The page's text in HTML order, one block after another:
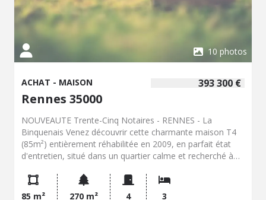
10 photos
393 300 €
ACHAT - MAISON
Rennes 35000
NOUVEAUTE Trente-Cinq Notaires - RENNES - La
Binquenais Venez découvrir cette charmante maison T4
(85m²) entièrement réhabilitée en 2009, en parfait état
d'entretien, situé dans un quartier calme et recherché à
compose au rez-de-chaussée d'un hall d'entrée, d'un
salon séjour avec cuisine ouverte, d'une pièce aménagée
85 m² 270 m² 4 3